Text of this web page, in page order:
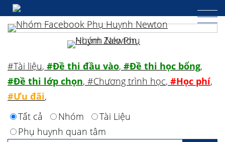
#Tài liệu, #Đề thi đầu vào, #Đề thi học bổng,
#Đề thi lớp chọn, #Chương trình học, #Học phí,
#Ưu đãi,
Tất cả
Nhóm
Tài Liệu
Phụ huynh quan tâm